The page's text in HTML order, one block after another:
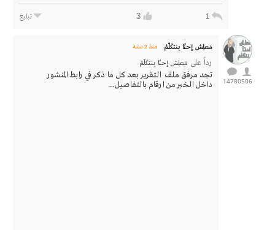
1
3 تبليغ
506
14780
مَعلِـش إحنْـا بِنتكَلّمْ منذ 2 سنه
رداً على مَعلِـش إحنْـا بِنتكَلّمْ
تجد مرفق ملف التقرير بعد كل ما ذكر في رابط المنشور
داخل الخبر من ارقام بالتفاصيل...